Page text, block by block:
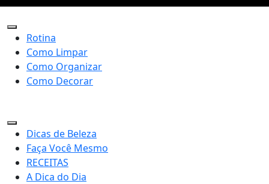
Rotina
Como Limpar
Como Organizar
Como Decorar
Dicas de Beleza
Faça Você Mesmo
RECEITAS
A Dica do Dia